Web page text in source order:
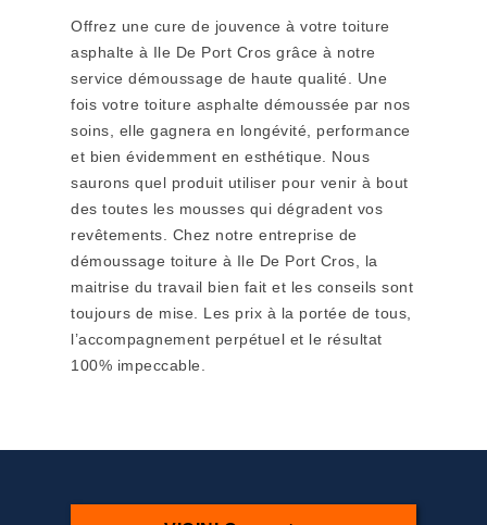
Offrez une cure de jouvence à votre toiture
asphalte à Ile De Port Cros grâce à notre
service démoussage de haute qualité. Une
fois votre toiture asphalte démoussée par nos
soins, elle gagnera en longévité, performance
et bien évidemment en esthétique. Nous
saurons quel produit utiliser pour venir à bout
des toutes les mousses qui dégradent vos
revêtements. Chez notre entreprise de
démoussage toiture à Ile De Port Cros, la
maitrise du travail bien fait et les conseils sont
toujours de mise. Les prix à la portée de tous,
l’accompagnement perpétuel et le résultat
100% impeccable.